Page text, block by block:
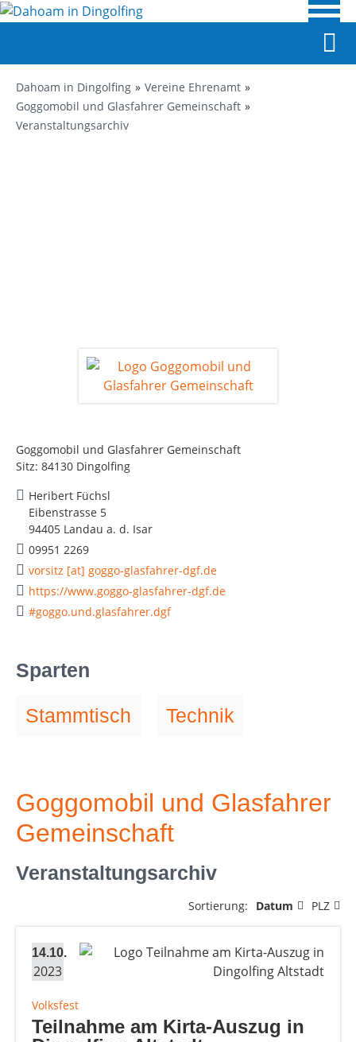
Dahoam in Dingolfing
Vereine Ehrenamt
Goggomobil und Glasfahrer Gemeinschaft
Veranstaltungsarchiv
Goggomobil und Glasfahrer Gemeinschaft
Sitz: 84130 Dingolfing
Heribert Füchsl
Eibenstrasse 5
94405 Landau a. d. Isar
09951 2269
vorsitz [at] goggo-glasfahrer-dgf.de
https://www.goggo-glasfahrer-dgf.de
#goggo.und.glasfahrer.dgf
Sparten
Stammtisch Technik
Goggomobil und Glasfahrer
Gemeinschaft
Veranstaltungsarchiv
Sortierung: Datum PLZ
14.10.
2023
Volksfest
Teilnahme am Kirta-Auszug in